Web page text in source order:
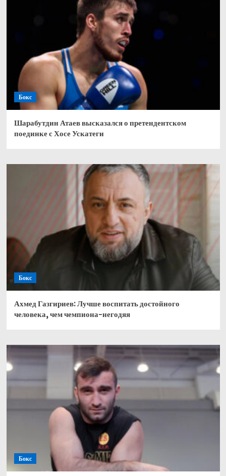
Бокс
Шарабутдин Атаев высказался о претендентском
поединке с Хосе Ускатеги
Бокс
Ахмед Газгириев: Лучше воспитать достойного
человека, чем чемпиона-негодяя
Бокс